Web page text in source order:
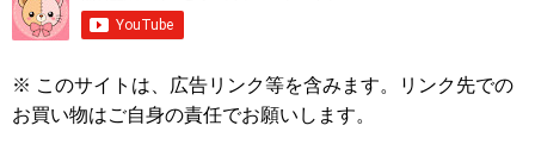
※ このサイトは、広告リンク等を含みます。リンク先での
お買い物はご自身の責任でお願いします。